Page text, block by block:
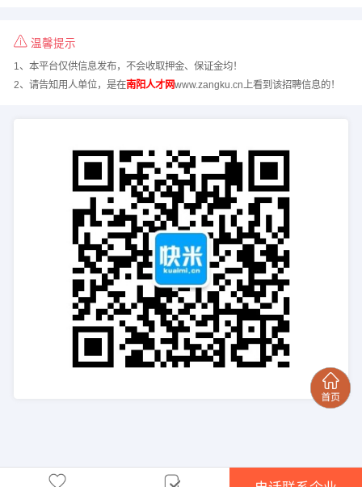
温馨提示
1、本平台仅供信息发布，不会收取押金、保证金均！
2、请告知用人单位，是在南阳人才网www.zangku.cn上看到该招聘信息的！